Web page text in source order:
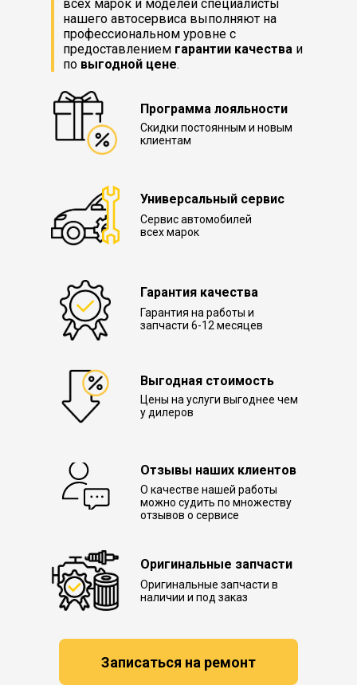
Записаться на ремонт
всех марок и моделей специалисты
нашего автосервиса выполняют на
профессиональном уровне с
предоставлением гарантии качества и
по выгодной цене.
Отзывы наших клиентов
Выгодная стоимость
Оригинальные запчасти
Цены на услуги выгоднее чем
у дилеров
Оригинальные запчасти в
наличии и под заказ
О качестве нашей работы
можно судить по множеству
отзывов о сервисе
Гарантия качества
Программа лояльности
Скидки постоянным и новым
клиентам
Гарантия на работы и
запчасти 6-12 месяцев
Универсальный сервис
Сервис автомобилей
всех марок